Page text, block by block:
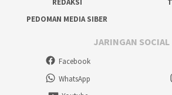
REDAKSI
PEDOMAN MEDIA SIBER
JARINGAN SOCIAL
Facebook
WhatsApp